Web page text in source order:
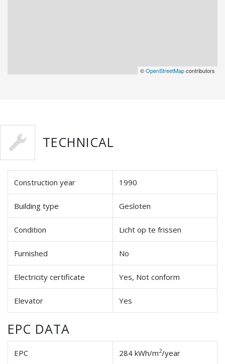
©OpenStreetMapcontributors
TECHNICAL
Construction year 1990
Building type Gesloten
Condition Licht op te frissen
Furnished No
Electricity certificate Yes, Not conform
Elevator Yes
EPC DATA
EPC 284 kWh/m2/year